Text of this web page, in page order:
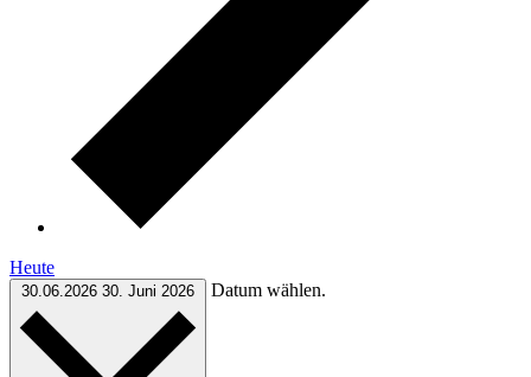
Heute
30.06.2026 30. Juni 2026 Datum wählen.